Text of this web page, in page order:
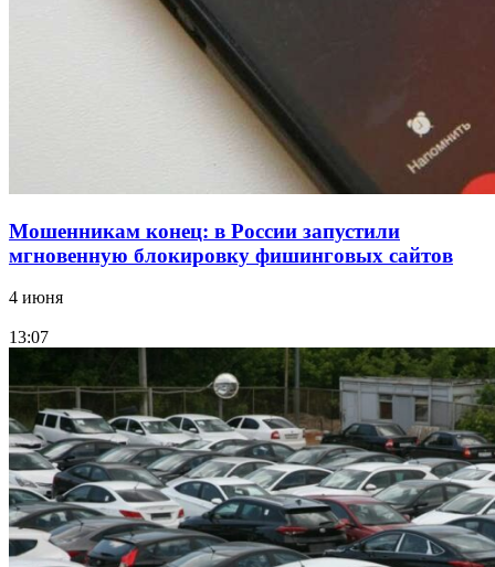
Фестиваль #ТриЧетыре в Волгограде пройдёт
11–13 сентября в рамках Года единства народов
Мошенникам конец: в России запустили
мгновенную блокировку фишинговых сайтов
4 июня
13:07